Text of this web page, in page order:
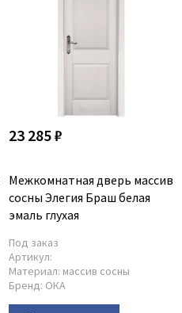
23 285 ₽
Межкомнатная дверь массив
сосны Элегия Браш белая
эмаль глухая
Под заказ
Артикул:
Материал: массив сосны
Бренд: ОКА